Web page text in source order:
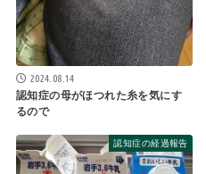
2024.08.14
認知症の母がほつれた糸を気にす
るので
認知症の経過報告